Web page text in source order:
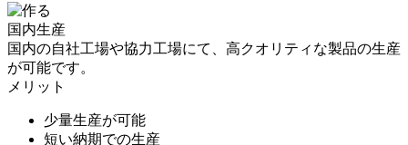
国内生産
国内の自社工場や協力工場にて、高クオリティな製品の生産
が可能です。
メリット
少量生産が可能
短い納期での生産